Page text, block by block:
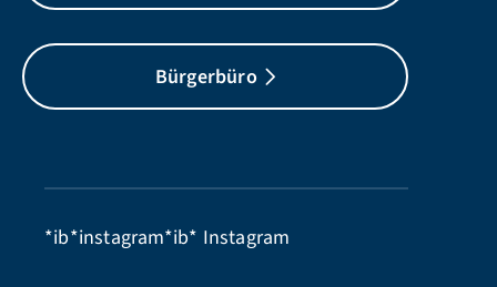
Bürgerbüro
*ib*instagram*ib* Instagram